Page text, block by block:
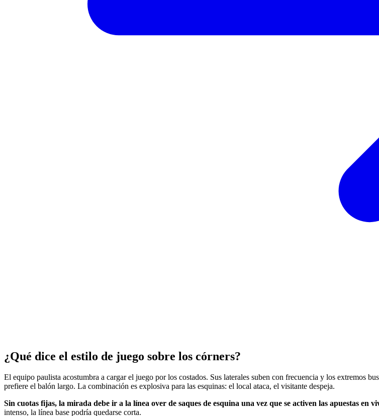
¿Qué dice el estilo de juego sobre los córners?
El equipo paulista acostumbra a cargar el juego por los costados. Sus laterales suben con frecuencia y los extremos
prefiere el balón largo. La combinación es explosiva para las esquinas: el local ataca, el visitante despeja.
Sin cuotas fijas, la mirada debe ir a la línea over de saques de esquina una vez que se activen las apuestas en
intenso, la línea base podría quedarse corta.